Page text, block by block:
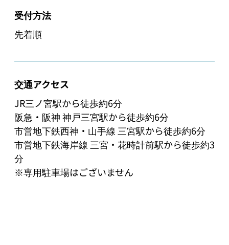
受付方法
先着順
交通アクセス
JR三ノ宮駅から徒歩約6分
阪急・阪神 神戸三宮駅から徒歩約6分
市営地下鉄西神・山手線 三宮駅から徒歩約6分
市営地下鉄海岸線 三宮・花時計前駅から徒歩約3
分
※専用駐車場はございません